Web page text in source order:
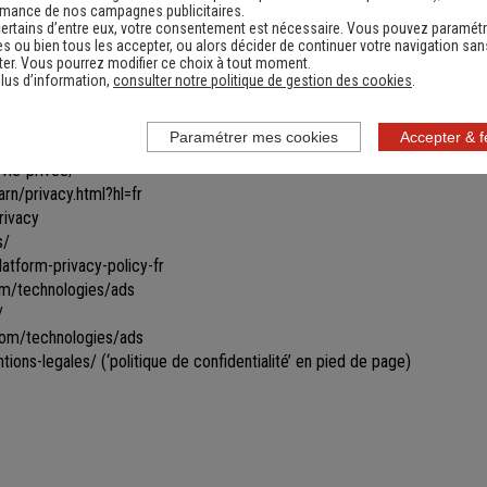
toutes ou certaines parties du site.
informations ne seront remises à jour qu'après s'être reconnecté sur
par le biais de cookies gérés par un partenaire. Les
des bannières personnalisées vous proposant des produits
type de bannières apparaître et/ou obtenir davantage
privee/
privacy.html?hl=fr
privacy-policy-fr
technologies/ads
technologies/ads
legales/ (‘politique de confidentialité’ en pied de page)
de nos campagnes publicitaires.
d’entre eux, votre consentement est nécessaire. Vous pouvez
ou bien tous les accepter, ou alors décider de continuer votre navigation
Vous pourrez modifier ce choix à tout moment.
d’information, consulter notre politique de gestion des cookies.
Accepter &
Paramétrer mes cookies